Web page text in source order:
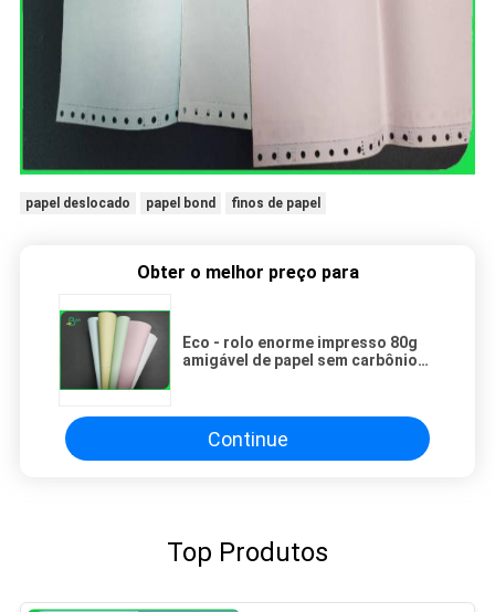
papel deslocado papel bond finos de papel
Obter o melhor preço para
Eco - rolo enorme impresso 80g
amigável de papel sem carbônio
Continue
Top Produtos